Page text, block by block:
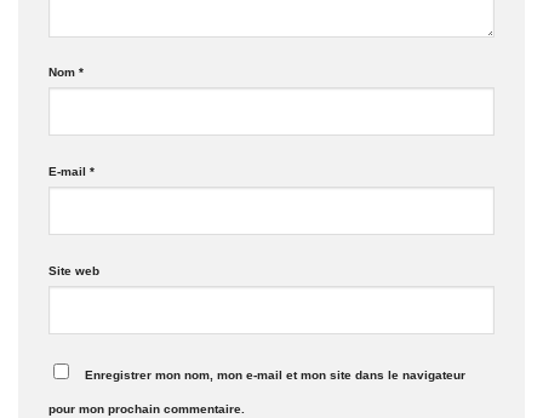
Nom *
E-mail *
Site web
Enregistrer mon nom, mon e-mail et mon site dans le navigateur
pour mon prochain commentaire.